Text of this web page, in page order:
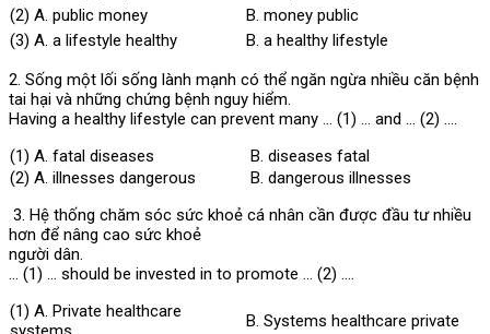
(2) A. public money
B. money public
(3) A. a lifestyle healthy
B. a healthy lifestyle
2. Sống một lối sống lành mạnh có thể ngăn ngừa nhiều căn bệnh
tai hại và những chứng bệnh nguy hiểm.
Having a healthy lifestyle can prevent many … (1) … and … (2) ….
(1) A. fatal diseases
B. diseases fatal
(2) A. illnesses dangerous
B. dangerous illnesses
3. Hệ thống chăm sóc sức khoẻ cá nhân cần được đầu tư nhiều
hơn để nâng cao sức khoẻ
người dân.
… (1) … should be invested in to promote … (2) ….
(1) A. Private healthcare
B. Systems healthcare private